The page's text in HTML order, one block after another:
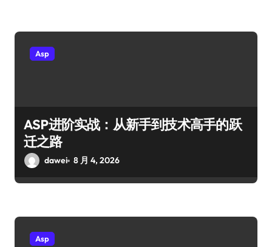
Asp
ASP进阶实战：从新手到技术高手的跃
迁之路
dawei 8 月 4, 2026
Asp